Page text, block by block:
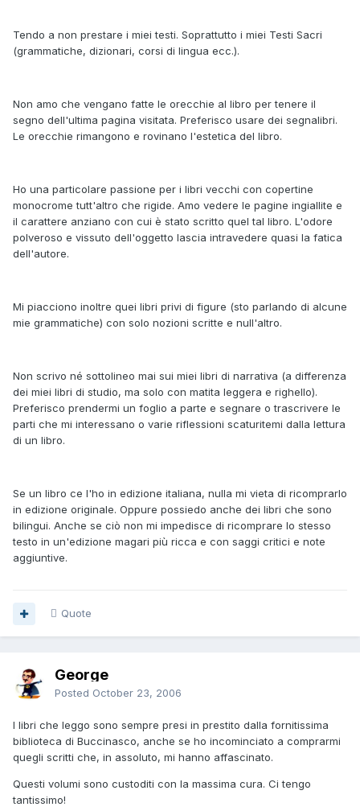
Tendo a non prestare i miei testi. Soprattutto i miei Testi Sacri
(grammatiche, dizionari, corsi di lingua ecc.).
Non amo che vengano fatte le orecchie al libro per tenere il
segno dell'ultima pagina visitata. Preferisco usare dei segnalibri.
Le orecchie rimangono e rovinano l'estetica del libro.
Ho una particolare passione per i libri vecchi con copertine
monocrome tutt'altro che rigide. Amo vedere le pagine ingiallite e
il carattere anziano con cui è stato scritto quel tal libro. L'odore
polveroso e vissuto dell'oggetto lascia intravedere quasi la fatica
dell'autore.
Mi piacciono inoltre quei libri privi di figure (sto parlando di alcune
mie grammatiche) con solo nozioni scritte e null'altro.
Non scrivo né sottolineo mai sui miei libri di narrativa (a differenza
dei miei libri di studio, ma solo con matita leggera e righello).
Preferisco prendermi un foglio a parte e segnare o trascrivere le
parti che mi interessano o varie riflessioni scaturitemi dalla lettura
di un libro.
Se un libro ce l'ho in edizione italiana, nulla mi vieta di ricomprarlo
in edizione originale. Oppure possiedo anche dei libri che sono
bilingui. Anche se ciò non mi impedisce di ricomprare lo stesso
testo in un'edizione magari più ricca e con saggi critici e note
aggiuntive.
Quote
George
Posted October 23, 2006
I libri che leggo sono sempre presi in prestito dalla fornitissima
biblioteca di Buccinasco, anche se ho incominciato a comprarmi
quegli scritti che, in assoluto, mi hanno affascinato.
Questi volumi sono custoditi con la massima cura. Ci tengo
tantissimo!